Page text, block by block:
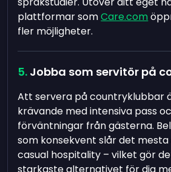
plattformar somCare.com
fler möjligheter.
Jobba som servitör på
Att servera på countryklubbar
krävande med intensiva pass
förväntningar från gästerna.
som konsekvent slår det
casual hospitality – vilket gör